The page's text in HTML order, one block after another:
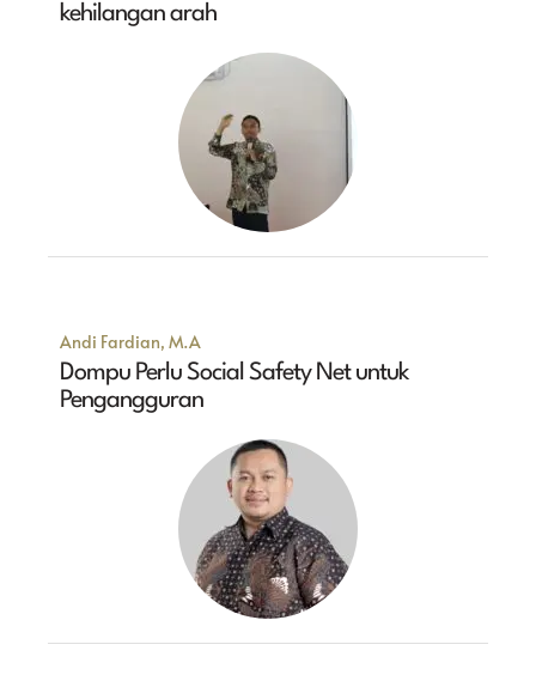
kehilangan arah
Andi Fardian, M.A
Dompu Perlu Social Safety Net untuk
Pengangguran